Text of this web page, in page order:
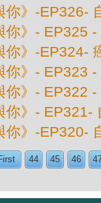
你》-EP326-
你》- EP325
你》-EP324-
你》- EP323
你》- EP322
你》-
你》-EP320-
44 45 46